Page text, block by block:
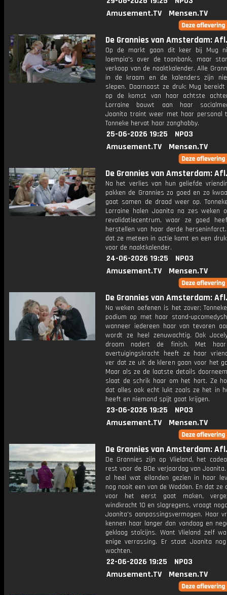
Amusement.TV
Mensen.TV
De Grannies van Amsterdam:
Op de markt gaan dit keer bij Mug
loempia's over de toonbank, maar
verkoop van de naaktkalender. Alle
in de kraam en de kalenders zijn
slepen. Daarnaast ze druk: Mug
op de komst van haar achtste
Lorraine bouwt aan haar
Joanita traint weer met haar personal
Tonneke hervat haar zanghobby.
25-06-2026 19:25
NPO3
Amusement.TV
Mensen.TV
De Grannies van Amsterdam:
Na het verlies van hun geliefde
pakken de Grannies zo goed en zo
gaat samen de draad weer op.
Lorraine halen Joanita na zes weken
revalidatiecentrum, waar ze goed
herstellen van haar derde
dat ze meteen in actie komt en een
voor de naaktkalender.
24-06-2026 19:25
NPO3
Amusement.TV
Mensen.TV
De Grannies van Amsterdam:
Na weken oefenen is het zover;
podium op met haar stand-
wanneer iedereen haar van tevoren
wordt ze heel zenuwachtig. Ook
droom nadert de finish. Met haar
overtuigingskracht heeft ze haar
ver dat ze uit de kleren gaan voor het
Maar als ze de laatste details
slaat de schrik haar om het hart. Ze
dat alles ook echt lukt zoals ze het in
heeft en niemand spijt gaat krijgen.
23-06-2026 19:25
NPO3
Amusement.TV
Mensen.TV
De Grannies van Amsterdam:
De Grannies zijn op Vlieland, het
rest voor de 80e verjaardag van
al heel wat eilanden gezien in haar
nog nooit een van de Wadden. En dat ze
voor het eerst gaat maken,
windkracht 10 en slagregens, vraagt
Joanita's aanpassingsvermogen. Haar
kennen haar langer dan vandaag en
geklaag stoïcijns. Want Vlieland zelf
enige verrassing. Er staat Joanita
wachten.
22-06-2026 19:25
NPO3
Amusement.TV
Mensen.TV